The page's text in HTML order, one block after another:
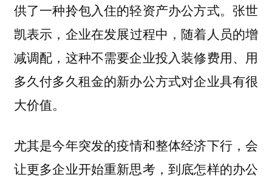
供了一种拎包入住的轻资产办公方式。 张世
凯表示， 企业在发展过程中，随着人员的增
减调配，这种不需要企业投入装修费用、用
多久付多久租金的新办公方式对企业具有很
大价值。
尤其是今年突发的疫情和整体经济下行，会
让更多企业开始重新思考，到底怎样的办公